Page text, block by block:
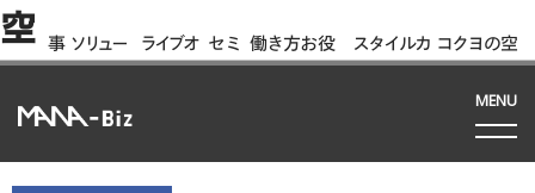
空 事
例
ソリュー
ション
ライブオ
フィス
セミ
ナー
働き方お役
立ち資料
スタイルカ
タログ
コクヨの空
間って!?
MENU